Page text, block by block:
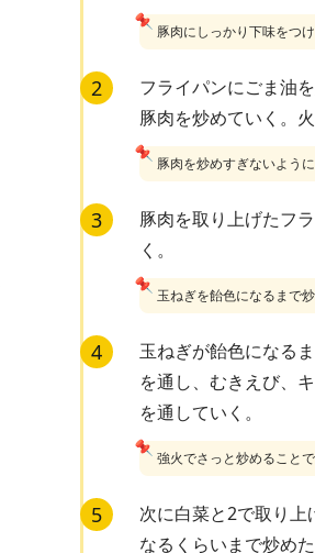
豚肉にしっかり下味をつ
📌
2
フライパンにごま油
豚肉を炒めていく。
豚肉を炒めすぎないよう
📌
3
豚肉を取り上げたフ
く。
玉ねぎを飴色になるまで
📌
4
玉ねぎが飴色になる
を通し、むきえび、
を通していく。
強火でさっと炒めること
📌
5
次に白菜と2で取り上
なるくらいまで炒め